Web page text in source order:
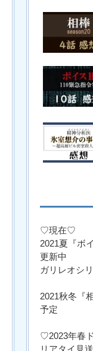
♡現在♡
2021夏『ボ
更新中
ガリレオシ
2021秋冬『
予定
♡2023年春
リアタイ見